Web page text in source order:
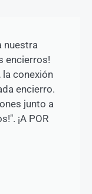
nuestra
encierros!
la conexión
encierro.
junto a
¡A POR